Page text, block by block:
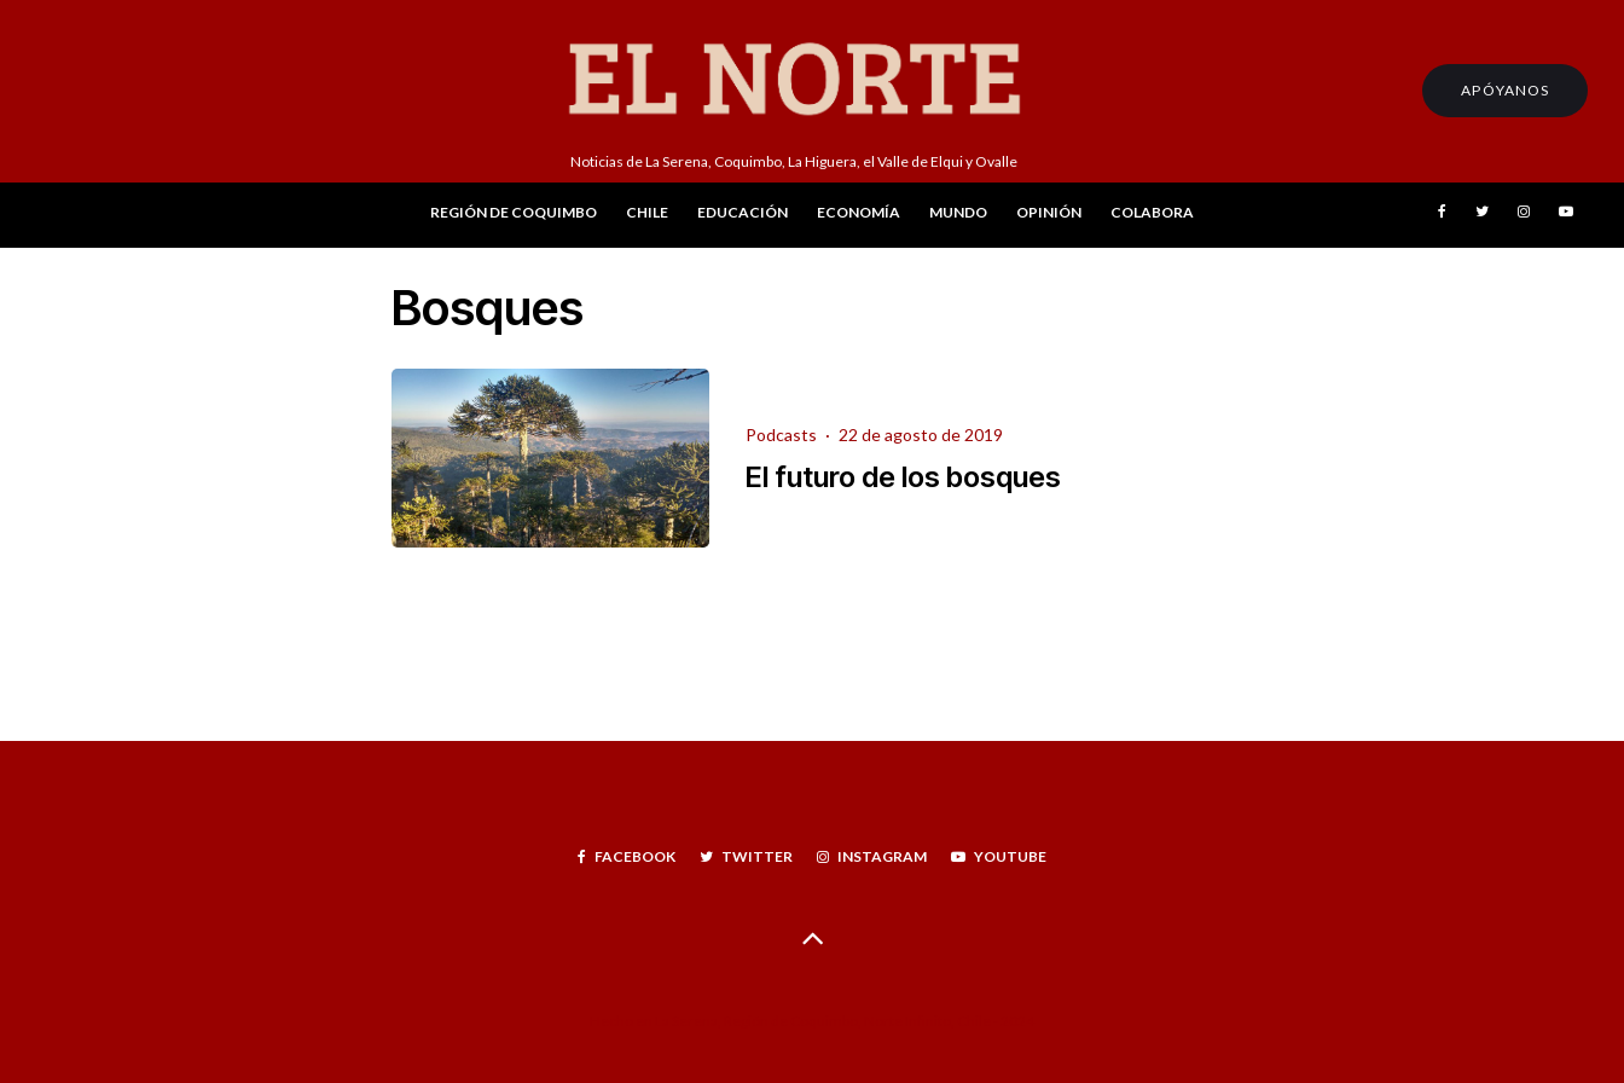
Noticias de La Serena, Coquimbo, La Higuera, el Valle de Elqui y Ovalle
APÓYANOS
REGIÓN DE COQUIMBO CHILE EDUCACIÓN ECONOMÍA MUNDO OPINIÓN COLABORA
Bosques
Podcasts · 22 de agosto de 2019
El futuro de los bosques
FACEBOOK TWITTER INSTAGRAM YOUTUBE